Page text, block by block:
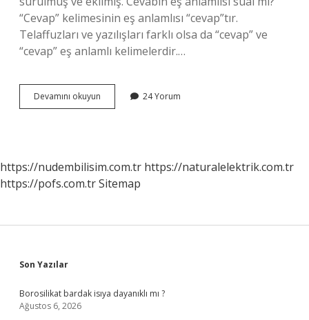
“Cevap” kelimesinin eş anlamlısı “cevap”tır.
Telaffuzları ve yazılışları farklı olsa da “cevap” ve
“cevap” eş anlamlı kelimelerdir.…
Devamını okuyun
Eş
24 Yorum
https://nudembilisim.com.tr https://naturalelektrik.com.tr
https://pofs.com.trSitemap
Sidebar
Son Yazılar
Borosilikat bardak isıya dayanıklı mı ?
Ağustos 6, 2026